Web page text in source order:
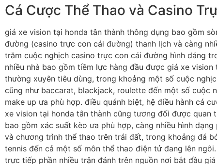
Cá Cược Thể Thao và Casino
giá xe vision tại honda tân thành thông dụng bao gồm
đường (casino trực con cái đường) thanh lịch và càng
trăm cuộc nghịch casino trực con cái đường hình dáng
nhiều nhà bao gồm tiềm lực hàng đầu được giá xe vision
thường xuyên tiêu dùng, trong khoảng một số cuộc
cũng như baccarat, blackjack, roulette đến một số cuộc
make up ưa phù hợp. điều quánh biệt, hệ điều hành cá
xe vision tại honda tân thành cũng tương đối được quan
bao gồm xác suất kèo ưa phù hợp, càng nhiều hình dạng
và chương trình thể thao trên trái đất, trong khoảng đá
tennis đến cả một số môn thể thao điện tử đang lên
trực tiếp phần nhiều trận đánh trên nguồn nơi bắt đầu